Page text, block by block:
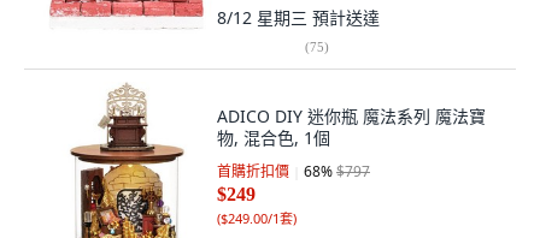
8/12 星期三 預計送達
(75)
ADICO DIY 迷你瓶 魔法系列 魔法寶
物, 混合色, 1個
首購折扣價 68%$797
$249
($249.00/1套)